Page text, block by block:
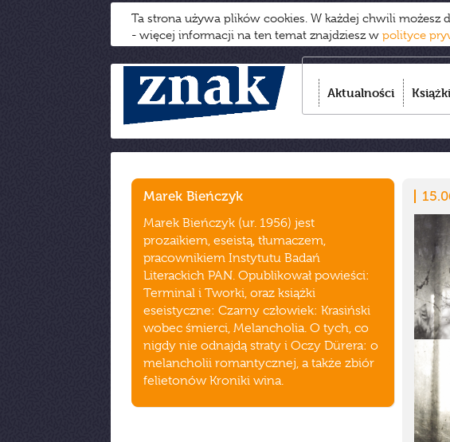
Ta strona używa plików cookies. W każdej chwili
- więcej informacji na ten temat znajdziesz w polityce
Aktualności Książki
Marek Bieńczyk
Marek Bieńczyk (ur. 1956) jest
prozaikiem, eseistą, tłumaczem,
pracownikiem Instytutu Badań
Literackich PAN. Opublikował powieści:
Terminal i Tworki, oraz książki
eseistyczne: Czarny człowiek: Krasiński
wobec śmierci, Melancholia. O tych, co
nigdy nie odnajdą straty i Oczy Dürera: o
melancholii romantycznej, a także zbiór
felietonów Kroniki wina.